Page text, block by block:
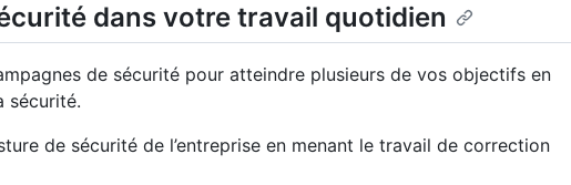
dans votre travail quotidien
de sécurité pour atteindre plusieurs de vos objectifs en
sécurité.
de sécurité de l’entreprise en menant le travail de correction